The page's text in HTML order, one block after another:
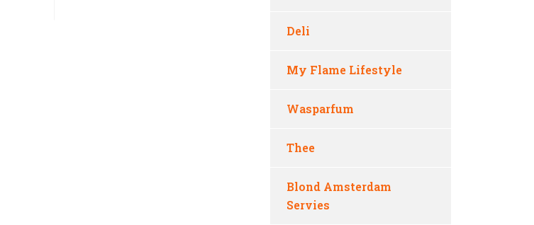
Deli
My Flame Lifestyle
Wasparfum
Thee
Blond Amsterdam
Servies